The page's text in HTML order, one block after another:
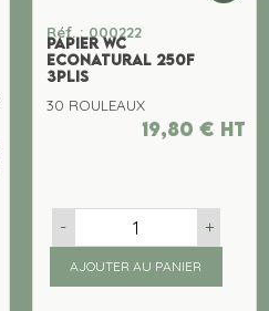
Réf. : 000222
PAPIER WC
ECONATURAL 250F
3PLIS
30 ROULEAUX
19,80 € ht
- +
AJOUTER AU PANIER